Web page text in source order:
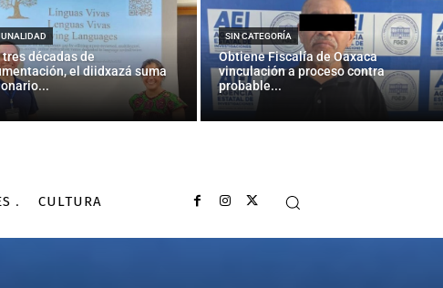
tres décadas de
el diidxazá suma
SIN CATEGORÍA
Obtiene Fiscalía de Oaxaca
vinculación a proceso contra
probable...
CULTURA